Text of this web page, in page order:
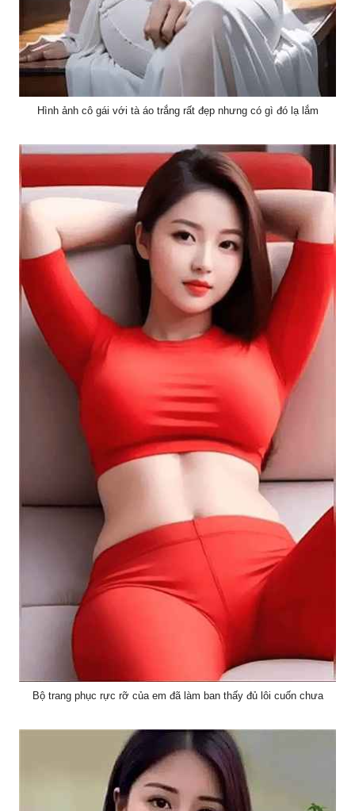
Hình ảnh cô gái với tà áo trắng rất đẹp nhưng có gì đó lạ lắm
Bộ trang phục rực rỡ của em đã làm ban thấy đủ lôi cuốn chưa